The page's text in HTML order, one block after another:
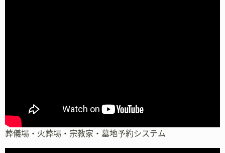
葬儀場・火葬場・宗教家・墓地予約システム